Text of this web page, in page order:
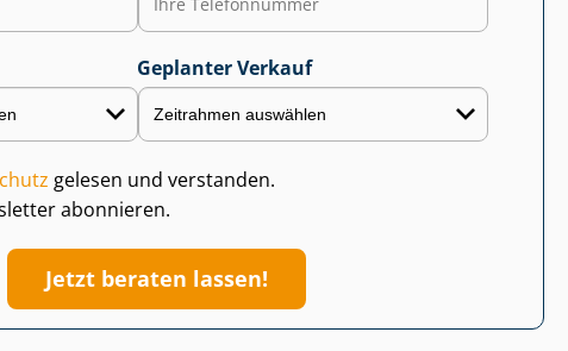
Geplanter Verkauf
gelesen und verstanden.
abonnieren.
Jetzt beraten lassen!